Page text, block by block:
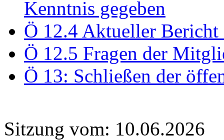
Kenntnis gegeben
Ö 12.4 Aktueller Bericht
Ö 12.5 Fragen der
Ö 13: Schließen der
Sitzung vom: 10.06.2026